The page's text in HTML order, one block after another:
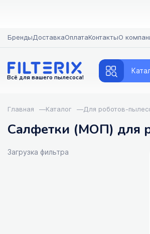
БрендыДоставкаОплатаКонтактыО
Всё для вашего пылесоса!
Главная —Каталог —Для роботов-
Салфетки (МОП) для
Загрузка фильтра